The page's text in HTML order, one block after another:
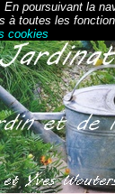
poursuivant la
à toutes les
cookies